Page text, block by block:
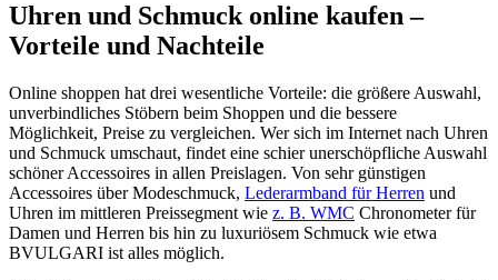
Uhren und Schmuck online kaufen –
Vorteile und Nachteile
Online shoppen hat drei wesentliche Vorteile: die größere Auswahl,
unverbindliches Stöbern beim Shoppen und die bessere
Möglichkeit, Preise zu vergleichen. Wer sich im Internet nach Uhren
und Schmuck umschaut, findet eine schier unerschöpfliche Auswahl
schöner Accessoires in allen Preislagen. Von sehr günstigen
Accessoires über Modeschmuck, Lederarmband für Herren und
Uhren im mittleren Preissegment wie z. B. WMC Chronometer für
Damen und Herren bis hin zu luxuriösem Schmuck wie etwa
BVULGARI ist alles möglich.